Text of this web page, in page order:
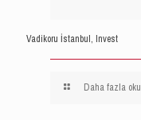
Vadikoru İstanbul, Invest
Daha fazla oku